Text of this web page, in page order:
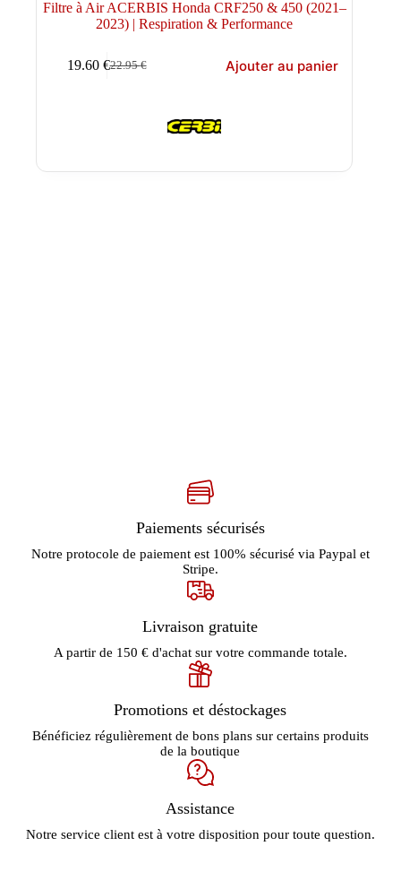
Filtre à Air ACERBIS Honda CRF250 & 450 (2021–
2023) | Respiration & Performance
22.95€
Le
19.60 €Le
Ajouter au panier
Paiements sécurisés
Notre protocole de paiement est 100% sécurisé via Paypal et
Stripe.
Livraison gratuite
A partir de 150 € d'achat sur votre commande totale.
Promotions et déstockages
Bénéficiez régulièrement de bons plans sur certains produits
de la boutique
Assistance
Notre service client est à votre disposition pour toute question.